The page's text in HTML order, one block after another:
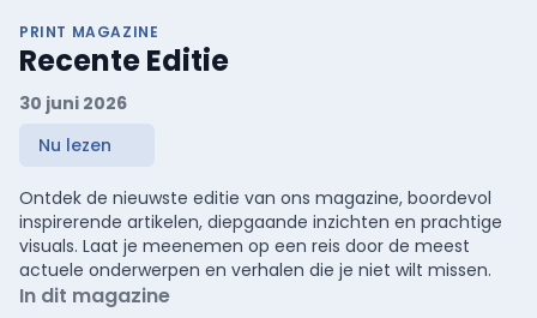
PRINT MAGAZINE
Recente Editie
30 juni 2026
Nu lezen
Ontdek de nieuwste editie van ons magazine, boordevol
inspirerende artikelen, diepgaande inzichten en prachtige
visuals. Laat je meenemen op een reis door de meest
actuele onderwerpen en verhalen die je niet wilt missen.
In dit magazine